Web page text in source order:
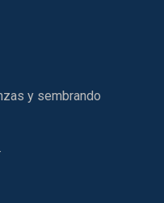
y sembrando